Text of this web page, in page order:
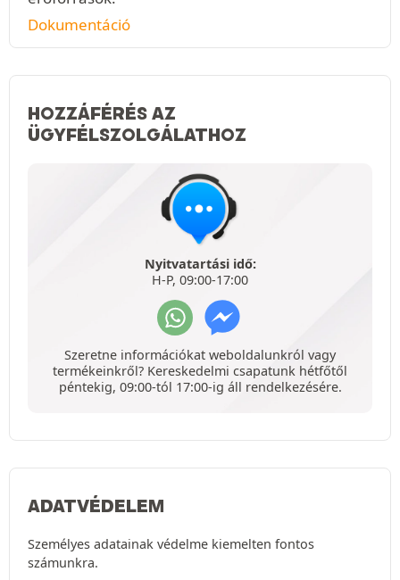
Dokumentáció
HOZZÁFÉRÉS AZ
ÜGYFÉLSZOLGÁLATHOZ
Nyitvatartási idő:
H-P, 09:00-17:00
Szeretne információkat weboldalunkról vagy
termékeinkről? Kereskedelmi csapatunk hétfőtől
péntekig, 09:00-tól 17:00-ig áll rendelkezésére.
ADATVÉDELEM
Személyes adatainak védelme kiemelten fontos
számunkra.